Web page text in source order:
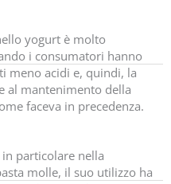
yogurt è molto
i consumatori hanno
meno acidi e, quindi, la
al mantenimento della
faceva in precedenza.
particolare nella
molle, il suo utilizzo ha